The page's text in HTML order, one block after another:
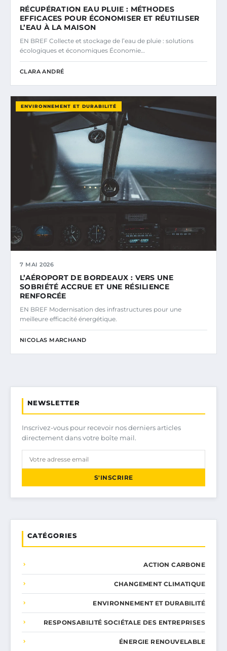
RÉCUPÉRATION EAU PLUIE : MÉTHODES
EFFICACES POUR ÉCONOMISER ET RÉUTILISER
L’EAU À LA MAISON
EN BREF Collecte et stockage de l’eau de pluie : solutions
écologiques et économiques Économie…
CLARA ANDRÉ
ENVIRONNEMENT ET DURABILITÉ
7 MAI 2026
L’AÉROPORT DE BORDEAUX : VERS UNE
SOBRIÉTÉ ACCRUE ET UNE RÉSILIENCE
RENFORCÉE
EN BREF Modernisation des infrastructures pour une
meilleure efficacité énergétique.
NICOLAS MARCHAND
NEWSLETTER
Inscrivez-vous pour recevoir nos derniers articles
directement dans votre boîte mail.
S'INSCRIRE
CATÉGORIES
ACTION CARBONE
CHANGEMENT CLIMATIQUE
ENVIRONNEMENT ET DURABILITÉ
RESPONSABILITÉ SOCIÉTALE DES ENTREPRISES
ÉNERGIE RENOUVELABLE